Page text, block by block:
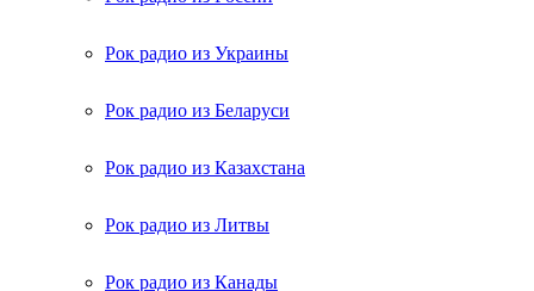
Рок радио из Украины
Рок радио из Беларуси
Рок радио из Казахстана
Рок радио из Литвы
Рок радио из Канады